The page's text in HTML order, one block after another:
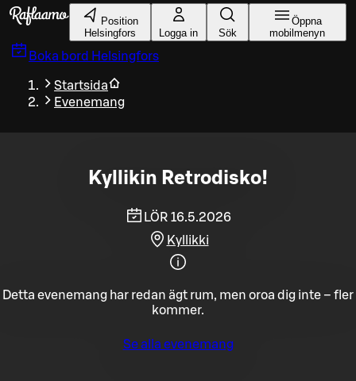
Gå till huvudinnehållet
Position
Helsingfors
Logga in Sök
Öppna
mobilmenyn
Boka bord Helsingfors
Startsida
Evenemang
Kyllikin Retrodisko!
LÖR 16.5.2026
Kyllikki
Detta evenemang har redan ägt rum, men oroa dig inte – fler
kommer.
Se alla evenemang